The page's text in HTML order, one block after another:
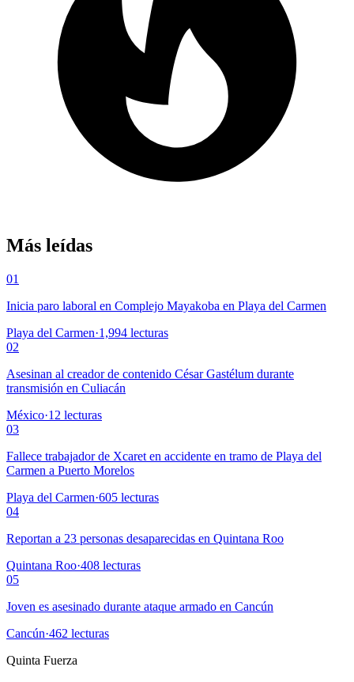
Más leídas
01
Inicia paro laboral en Complejo Mayakoba en Playa del Carmen
Playa del Carmen·1,994 lecturas
02
Asesinan al creador de contenido César Gastélum durante
transmisión en Culiacán
México·12 lecturas
03
Fallece trabajador de Xcaret en accidente en tramo de Playa del
Carmen a Puerto Morelos
Playa del Carmen·605 lecturas
04
Reportan a 23 personas desaparecidas en Quintana Roo
Quintana Roo·408 lecturas
05
Joven es asesinado durante ataque armado en Cancún
Cancún·462 lecturas
Quinta Fuerza